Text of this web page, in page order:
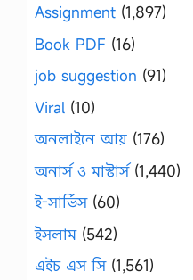
Assignment (1,897)
Book PDF (16)
job suggestion (91)
Viral (10)
অনলাইনে আয় (176)
অনার্স ও মাস্টার্স(1,440)
ই-সার্ভিস(60)
ইসলাম(542)
এইচ এস সি(1,561)